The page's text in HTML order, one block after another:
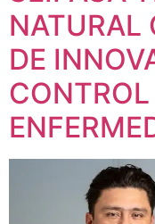
NATURAL
DE